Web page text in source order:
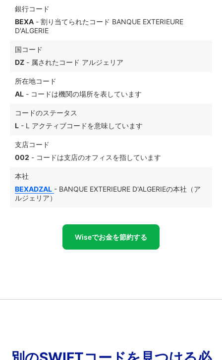
銀行コード
BEXA - 割り当てられたコード BANQUE EXTERIEURE
D'ALGERIE
国コード
DZ - 属されたコード アルジェリア
所在地コード
AL - コードは機関の場所を表しています
コードのステータス
L - L アクティブコードを意味しています
支店コード
002 - コードは支店のオフィスを指しています
本社
BEXADZAL - BANQUE EXTERIEURE D'ALGERIEの本社（ア
ルジェリア）
Wiseでお金を節約する